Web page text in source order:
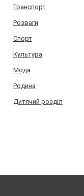
Транспорт
Розваги
Спорт
Культура
Мода
Родина
Дитячий розділ